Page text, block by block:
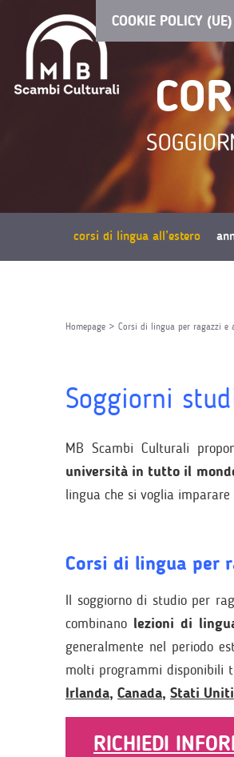
COOKIE POLICY (UE)
corsi di lingua all’estero
Homepage > Corsi di lingua per ragazzi e
Soggiorni
MB Scambi Culturali
università in tutto il
lingua che si voglia
Corsi di lingua per
Il soggiorno di studio per
combinano lezioni di
generalmente nel periodo
molti programmi disponibili
Irlanda, Canada, Stati Uniti
RICHIEDI